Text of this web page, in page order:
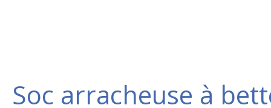
Soc arracheuse à